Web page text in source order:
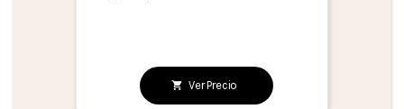
Ver Precio